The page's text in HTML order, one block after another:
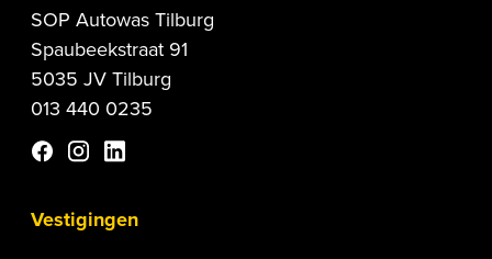
SOP Autowas Tilburg
Spaubeekstraat 91
5035 JV Tilburg
013 440 0235
Vestigingen